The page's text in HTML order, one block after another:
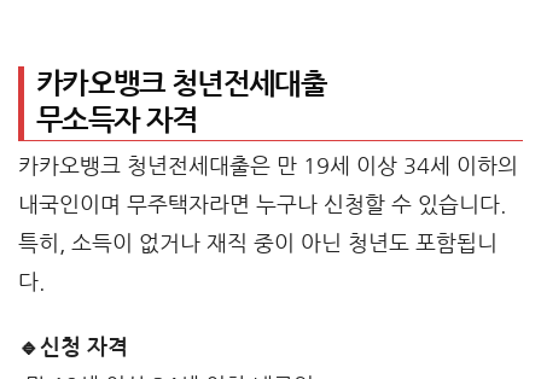
카카오뱅크 청년전세대출
무소득자 자격
카카오뱅크 청년전세대출은 만 19세 이상 34세 이하의
내국인이며 무주택자라면 누구나 신청할 수 있습니다.
특히, 소득이 없거나 재직 중이 아닌 청년도 포함됩니
다.
🔹신청 자격